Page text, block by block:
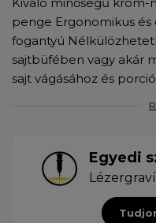
penge Ergonomikus és
fogantyú
sajtbüfében vagy akár
sajt vágásához és
Egyedi